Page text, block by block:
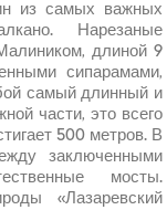
из самых важных
Нарезаные
длиной 9
сипарамами,
самый длинный и
части, это всего
500 метров. В
заключенными
мосты.
«Лазаревский